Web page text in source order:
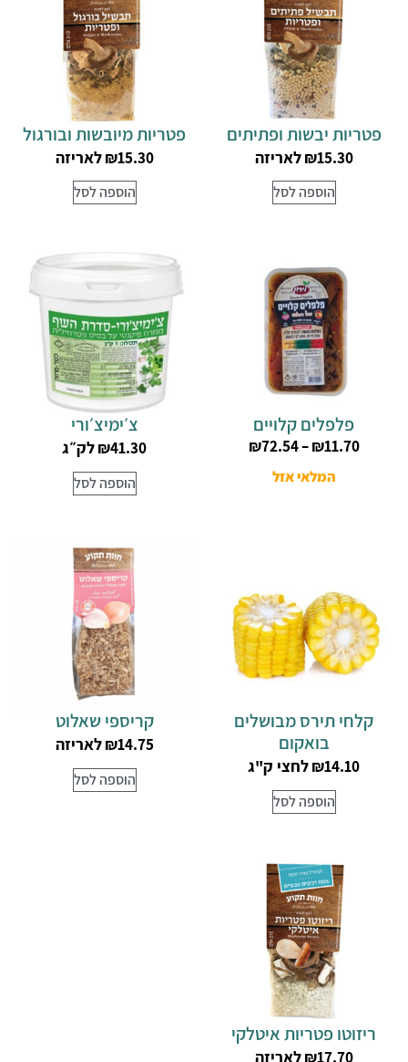
פטריות יבשות ופתיתים
₪15.30 לאריזה
הוספה לסל
פטריות מיובשות ובורגול
₪15.30 לאריזה
הוספה לסל
פלפלים קלויים
₪11.70
–
₪72.54
המלאי אזל
צ׳ימיצ׳ורי
₪41.30 לק״ג
הוספה לסל
קלחי תירס מבושלים
בואקום
₪14.10 לחצי ק"ג
הוספה לסל
קריספי שאלוט
₪14.75 לאריזה
הוספה לסל
ריזוטו פטריות איטלקי
₪17.70 לאריזה